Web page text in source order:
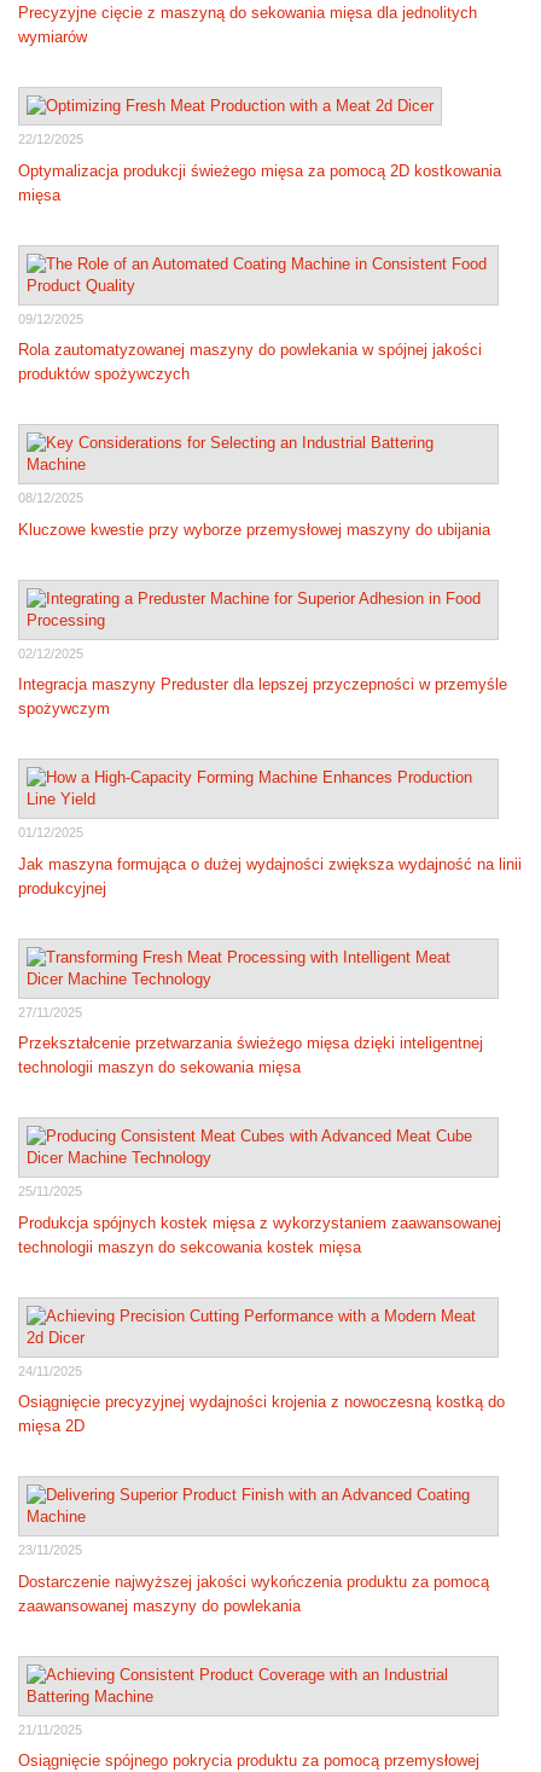
Precyzyjne cięcie z maszyną do sekowania mięsa dla jednolitych
wymiarów
22/12/2025
Optymalizacja produkcji świeżego mięsa za pomocą 2D kostkowania
mięsa
09/12/2025
Rola zautomatyzowanej maszyny do powlekania w spójnej jakości
produktów spożywczych
08/12/2025
Kluczowe kwestie przy wyborze przemysłowej maszyny do ubijania
02/12/2025
Integracja maszyny Preduster dla lepszej przyczepności w przemyśle
spożywczym
01/12/2025
Jak maszyna formująca o dużej wydajności zwiększa wydajność na linii
produkcyjnej
27/11/2025
Przekształcenie przetwarzania świeżego mięsa dzięki inteligentnej
technologii maszyn do sekowania mięsa
25/11/2025
Produkcja spójnych kostek mięsa z wykorzystaniem zaawansowanej
technologii maszyn do sekcowania kostek mięsa
24/11/2025
Osiągnięcie precyzyjnej wydajności krojenia z nowoczesną kostką do
mięsa 2D
23/11/2025
Dostarczenie najwyższej jakości wykończenia produktu za pomocą
zaawansowanej maszyny do powlekania
21/11/2025
Osiągnięcie spójnego pokrycia produktu za pomocą przemysłowej